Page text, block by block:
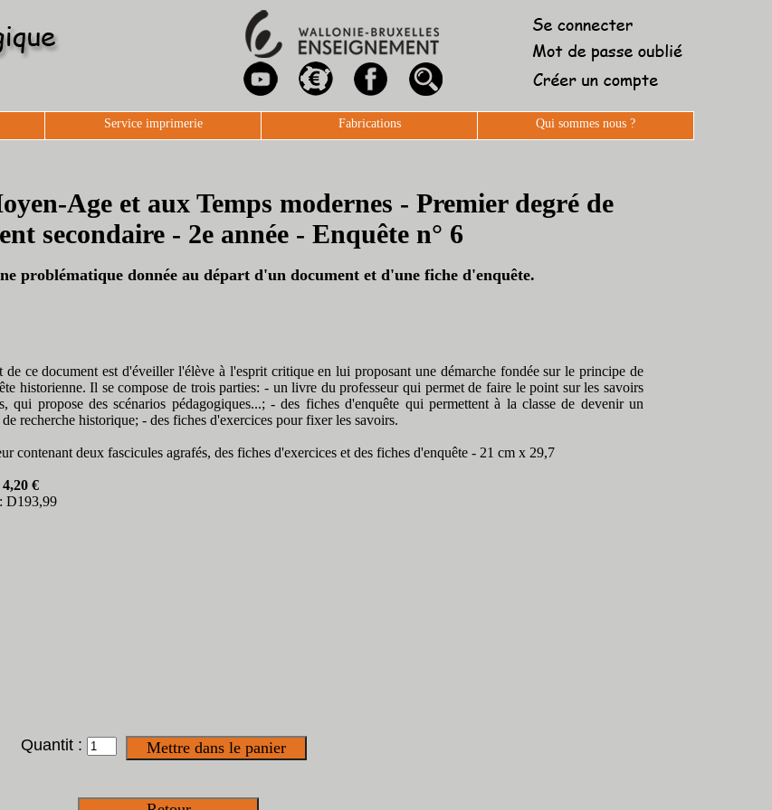
Service imprimerie Fabrications Qui sommes nous ?
Age et aux Temps modernes - Premier degré de
secondaire - 2e année - Enquête n° 6
problématique donnée au départ d'un document et d'une fiche d'enquête.
de ce document est d'éveiller l'élève à l'esprit critique en lui proposant une démarche fondée sur le principe de
historienne. Il se compose de trois parties: - un livre du professeur qui permet de faire le point sur les savoirs
qui propose des scénarios pédagogiques...; - des fiches d'enquête qui permettent à la classe de devenir un
recherche historique; - des fiches d'exercices pour fixer les savoirs.
contenant deux fascicules agrafés, des fiches d'exercices et des fiches d'enquête - 21 cm x 29,7
€
D193,99
Quantit :